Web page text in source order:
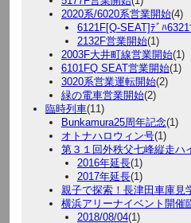
2020系/6020系営業開始(4)
6121F[Q-SEAT]ﾃﾞﾊ
2132F営業開始(1)
2003F大井町線営業開始(1)
6101FQ SEAT営業開始(1)
3020系営業運転開始(2)
緑の電車営業開始(2)
臨時列車(11)
Bunkamura25周年記念(1)
オトナハロウィン号(1)
第３１回外秩父七峰縦走ハ
2016年延長(1)
2017年延長(1)
親子で探索！長津田車庫見
横浜アリーナイベント開催
2018/08/04(1)